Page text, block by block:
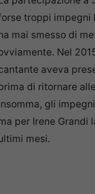
troppi impegni
mai smesso di
Nel
aveva
di ritornare
gli
per Irene Grandi
mesi.